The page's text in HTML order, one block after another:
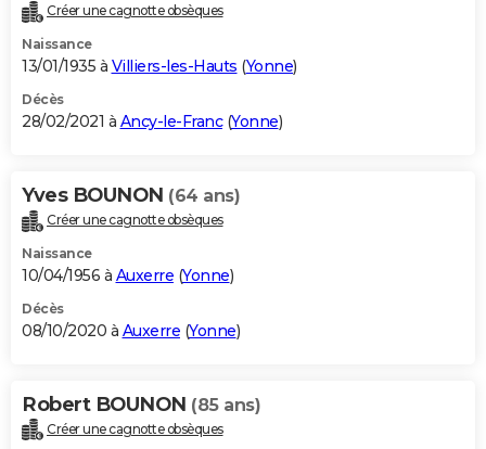
Créer une cagnotte obsèques
Naissance
13/01/1935 à Villiers-les-Hauts (Yonne)
Décès
28/02/2021 à Ancy-le-Franc(Yonne)
Yves BOUNON (64 ans)
Créer une cagnotte obsèques
Naissance
10/04/1956 à Auxerre (Yonne)
Décès
08/10/2020 à Auxerre (Yonne)
Robert BOUNON (85 ans)
Créer une cagnotte obsèques